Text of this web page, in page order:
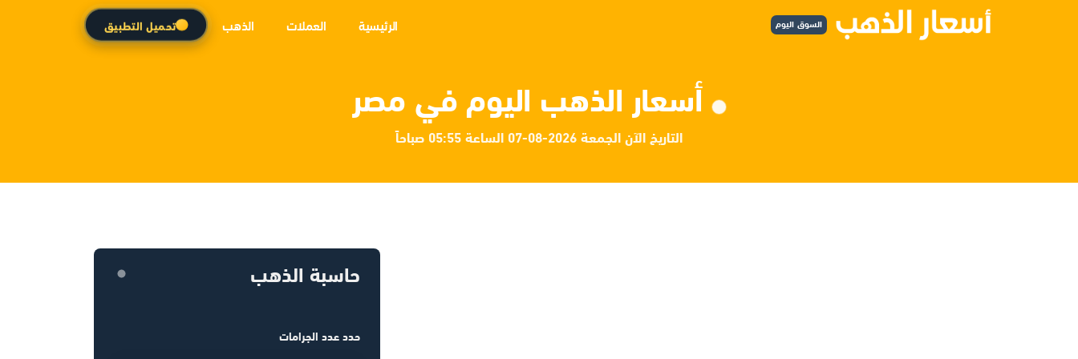
السوق اليوم الرئيسية العملات الذهب تحميل التطبيق
أسعار الذهب اليوم في مصر
التاريخ الآن الجمعة 2026-08-07 الساعة 05:55 صباحاً
حاسبة الذهب
حدد عدد الجرامات